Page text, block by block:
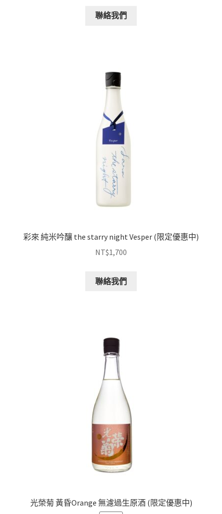
聯絡我們
彩來 純米吟釀 the starry night Vesper (限定優惠中)
NT$1,700
聯絡我們
光榮菊 黃昏Orange 無濾過生原酒 (限定優惠中)